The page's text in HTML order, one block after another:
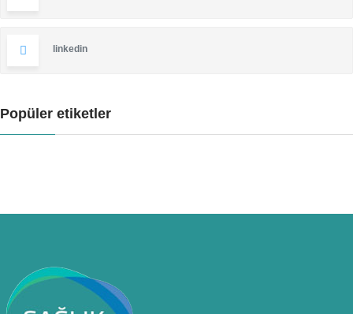
linkedin
Popüler etiketler